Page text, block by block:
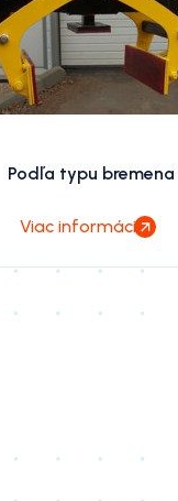
Podľa typu bremena
Viac informácií